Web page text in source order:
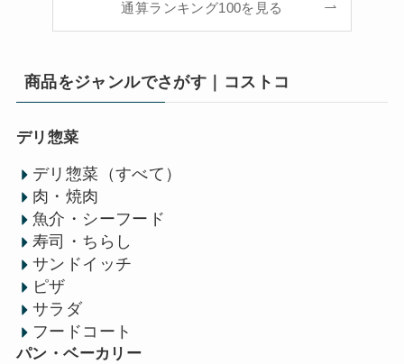
通算ランキング100を見る
商品をジャンルでさがす｜コストコ
デリ惣菜
デリ惣菜（すべて）
肉・焼肉
魚介・シーフード
寿司・ちらし
サンドイッチ
ピザ
サラダ
フードコート
パン・ベーカリー